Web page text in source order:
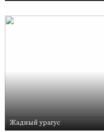
Жадный урагус